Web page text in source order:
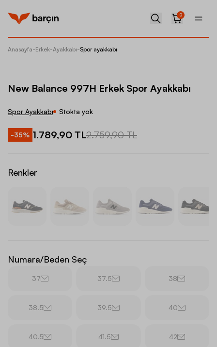
0
Anasayfa-Erkek-Ayakkabı-Spor ayakkabı
New Balance 997H Erkek Spor Ayakkabı
Spor Ayakkabı Stokta yok
-35% 1.789,90 TL2.759,90 TL
Renkler
Numara/Beden Seç
37 37.5 38
38.5 39.5 40
40.5 41.5 42